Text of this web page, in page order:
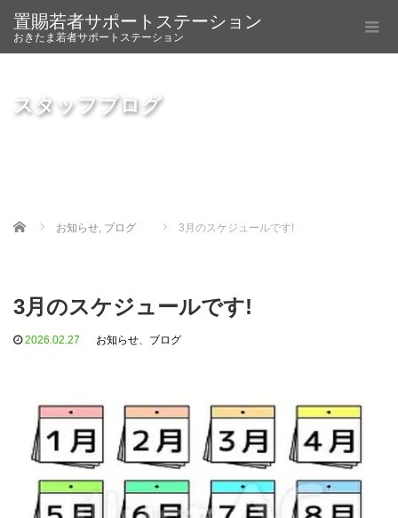
置賜若者サポートステーション
おきたま若者サポートステーション
スタッフブログ
Home お知らせ, ブログ 3月のスケジュールです!
3月のスケジュールです!
2026.02.27 お知らせ、 ブログ